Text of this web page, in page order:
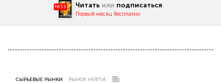
№33 Читать или подписаться
Первый месяц бесплатно
СЫРЬЕВЫЕ РЫНКИ РЫНОК НЕФТИ